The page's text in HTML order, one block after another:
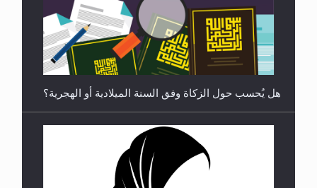
رأيٌ في لغة المسيح الموعود عليه السلام ..«3» نظرة
في شعر المسيح الموعود عليه السلام.....
هل يُحسب حول الزكاة وفق السنة الميلادية أو الهجرية؟